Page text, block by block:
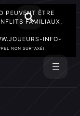
PEUVENT ÊTRE
FAMILIAUX,
INFO-
NON SURTAXÉ)